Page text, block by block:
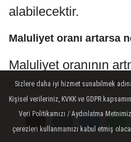
alabilecektir.
Maluliyet oranı artarsa
Maluliyet oranının
olarak kabul edilir.
artış için tekrar
yeni bir dava
Sizlere daha iyi hizmet sunabilmek
Kişisel verileriniz, KVKK ve GDPR
Veri Politikamızı / Aydınlatma
çerezleri kullanmamızı kabul etmiş